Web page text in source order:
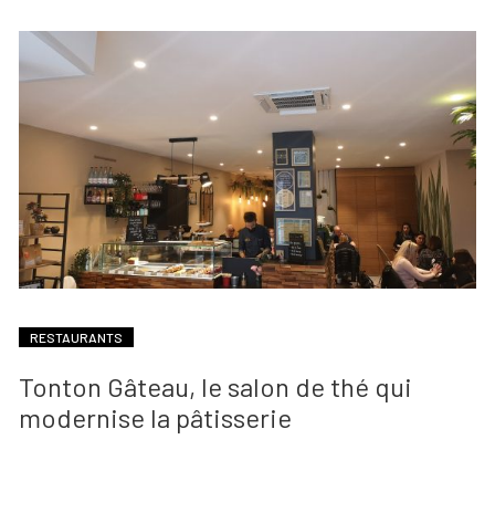
RESTAURANTS
Tonton Gâteau, le salon de thé qui
modernise la pâtisserie